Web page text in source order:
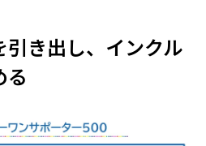
き出し、インクル
る